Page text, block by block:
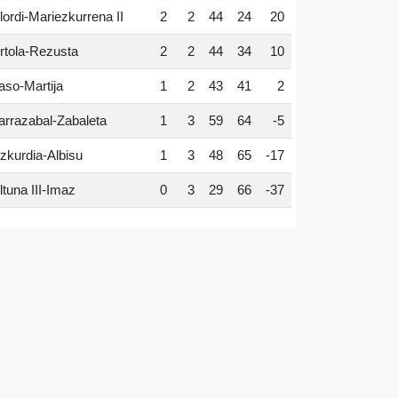
Mariezkurrena II 2 2 44 24 20
Rezusta 2 2 44 34 10
Martija 1 2 43 41 2
Zabaleta 1 3 59 64 -5
Albisu 1 3 48 65 -17
III-Imaz 0 3 29 66 -37